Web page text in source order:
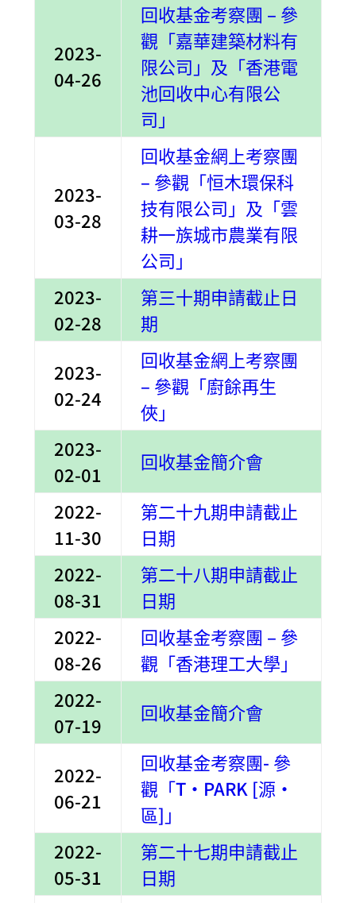
2023-
04-26
回收基金考察團 – 參
觀「嘉華建築材料有
限公司」及「香港電
池回收中心有限公
司」
2023-
03-28
回收基金網上考察團
– 參觀「恒木環保科
技有限公司」及「雲
耕一族城市農業有限
公司」
2023-
02-28
第三十期申請截止日
期
2023-
02-24
回收基金網上考察團
– 參觀「廚餘再生
俠」
2023-
02-01
回收基金簡介會
2022-
11-30
第二十九期申請截止
日期
2022-
08-31
第二十八期申請截止
日期
2022-
08-26
回收基金考察團 – 參
觀「香港理工大學」
2022-
07-19
回收基金簡介會
2022-
06-21
回收基金考察團- 參
觀「T·PARK [源·
區]」
2022-
05-31
第二十七期申請截止
日期